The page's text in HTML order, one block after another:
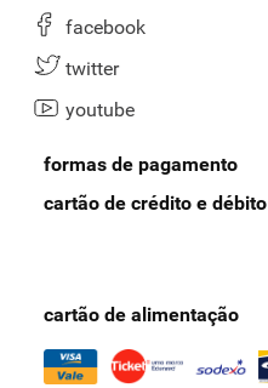
facebook
twitter
youtube
formas de pagamento
cartão de crédito e débito
cartão de alimentação